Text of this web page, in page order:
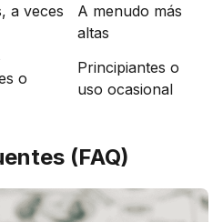
a veces
A menudo más
altas
o
Principiantes o
uso ocasional
(FAQ)